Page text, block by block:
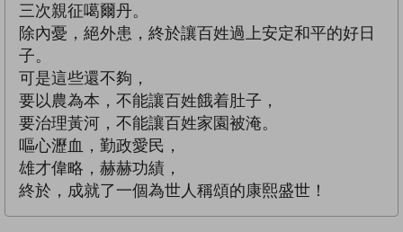
三次親征噶爾丹。
除內憂，絕外患，終於讓百姓過上安定和平的好日
子。
可是這些還不夠，
要以農為本，不能讓百姓餓着肚子，
要治理黃河，不能讓百姓家園被淹。
嘔心瀝血，勤政愛民，
雄才偉略，赫赫功績，
終於，成就了一個為世人稱頌的康熙盛世！